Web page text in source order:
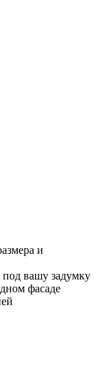
и
вашу задумку
фасаде